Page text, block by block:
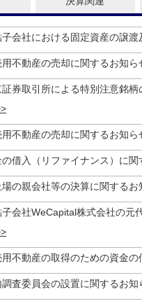
子会社における固定資産の譲
用不動産の売却に関するお知ら
証券取引所による特別注意銘
用不動産の売却に関するお知ら
の借入（リファイナンス）に関
場の親会社等の決算に関するお
子会社WeCapital株式会社の元
用不動産の取得のための資金
調査委員会の設置に関するお知